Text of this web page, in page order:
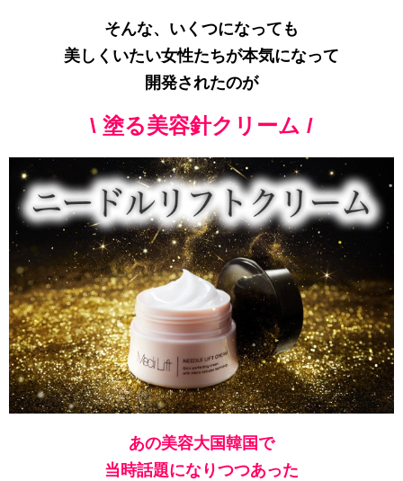
そんな、いくつになっても
美しくいたい女性たちが本気になって
開発されたのが
\ 塗る美容針クリーム /
あの美容大国韓国で
当時話題になりつつあった